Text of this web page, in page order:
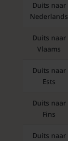
Duits naar
Nederlands
Duits naar
Vlaams
Duits naar
Ests
Duits naar
Fins
Duits naar